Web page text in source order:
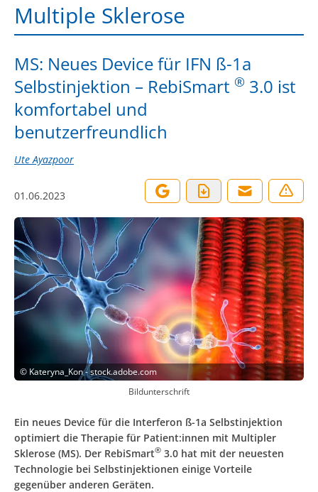
Multiple Sklerose
MS: Neues Device für IFN ß-1a
Selbstinjektion – RebiSmart ® 3.0 ist
komfortabel und
benutzerfreundlich
Ute Ayazpoor
01.06.2023
© Kateryna_Kon - stock.adobe.com
Bildunterschrift
Ein neues Device für die Interferon ß-1a Selbstinjektion
optimiert die Therapie für Patient:innen mit Multipler
Sklerose (MS). Der RebiSmart® 3.0 hat mit der neuesten
Technologie bei Selbstinjektionen einige Vorteile
gegenüber anderen Geräten.